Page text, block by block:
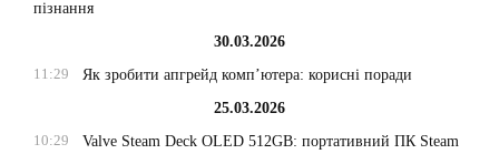
пізнання
30.03.2026
11:29
Як зробити апгрейд комп’ютера: корисні поради
25.03.2026
10:29
Valve Steam Deck OLED 512GB: портативний ПК Steam